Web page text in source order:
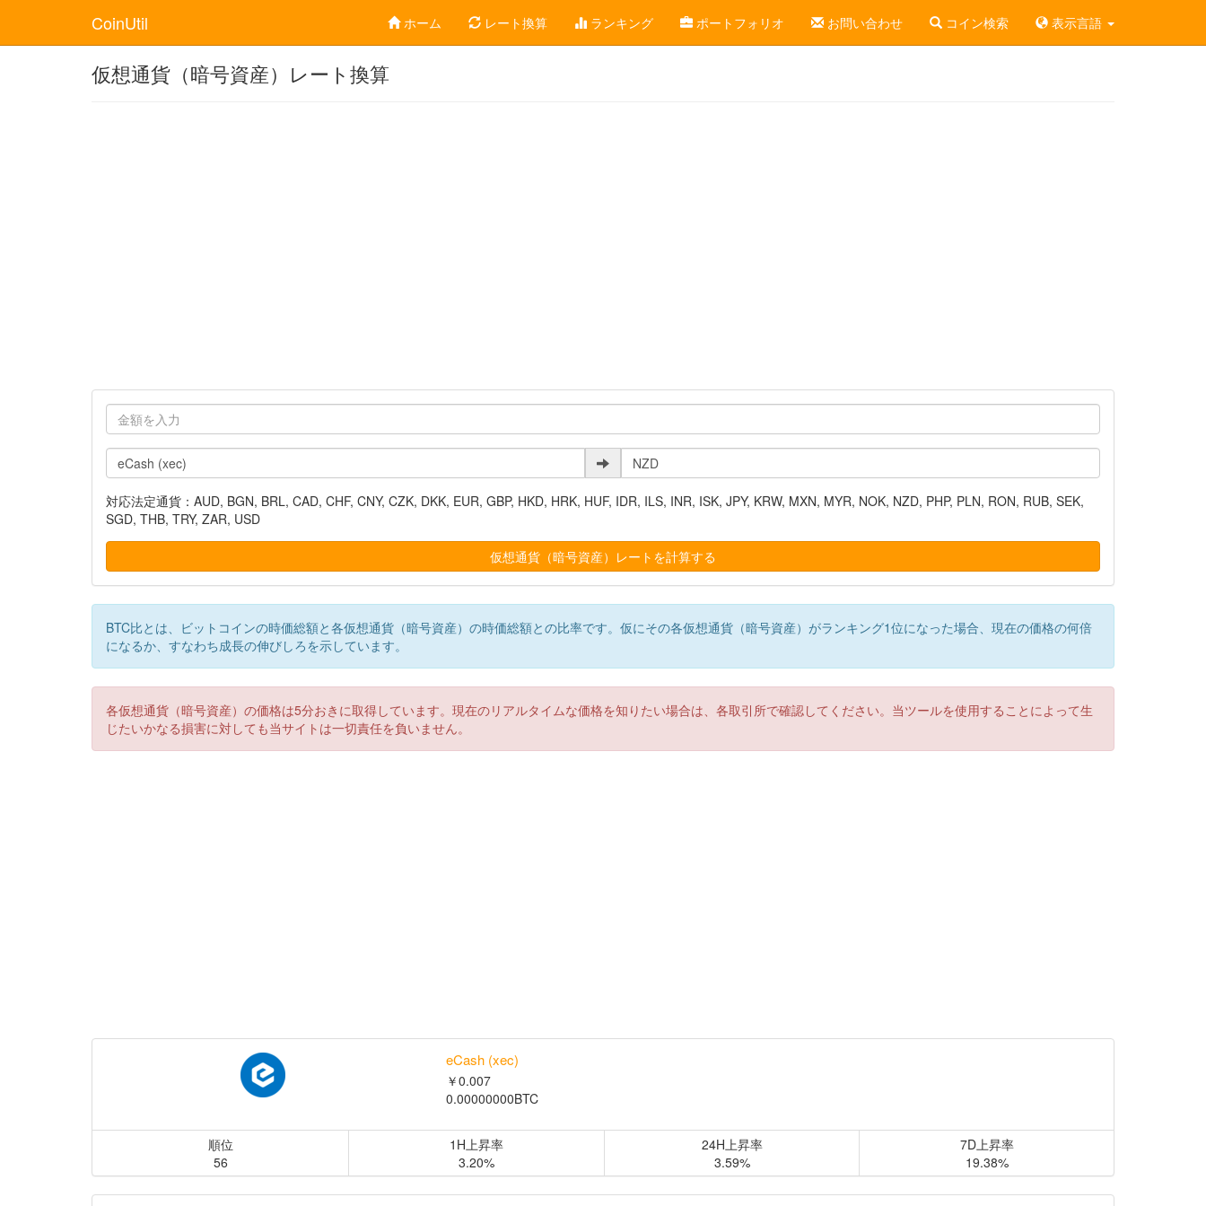
CoinUtil ホーム レート換算 ランキング ポートフォリオ お問い合わせ コイン検索 表示言語
仮想通貨（暗号資産）レート換算
対応法定通貨：AUD, BGN, BRL, CAD, CHF, CNY, CZK, DKK, EUR, GBP, HKD, HRK, HUF, IDR, ILS, INR, ISK, JPY, KRW, MXN, MYR, NOK, NZD, PHP, PLN, RON, RUB, SEK,
SGD, THB, TRY, ZAR, USD
BTC比とは、ビットコインの時価総額と各仮想通貨（暗号資産）の時価総額との比率です。仮にその各仮想通貨（暗号資産）がランキング1位になった場合、現在の価格の何倍
になるか、すなわち成長の伸びしろを示しています。
各仮想通貨（暗号資産）の価格は5分おきに取得しています。現在のリアルタイムな価格を知りたい場合は、各取引所で確認してください。当ツールを使用することによって生
じたいかなる損害に対しても当サイトは一切責任を負いません。
eCash (xec)
￥0.007
0.00000000BTC
順位
56
1H上昇率
3.20%
24H上昇率
3.59%
7D上昇率
19.38%